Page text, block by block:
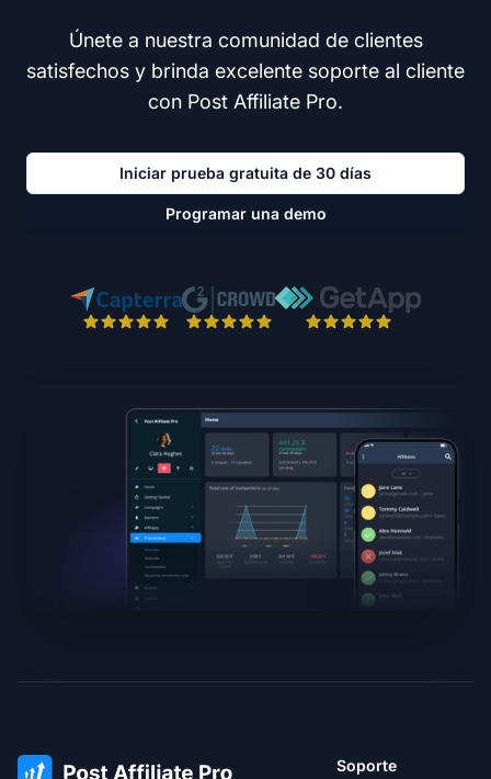
Únete a nuestra comunidad de clientes
satisfechos y brinda excelente soporte al cliente
con Post Affiliate Pro.
Iniciar prueba gratuita de 30 días
Programar una demo
Soporte